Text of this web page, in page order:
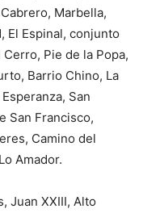
Marbella,
El Espinal, conjunto
Pie de la Popa,
Barrio Chino, La
San
San Francisco,
Camino del
Amador.
Juan XXIII, Alto